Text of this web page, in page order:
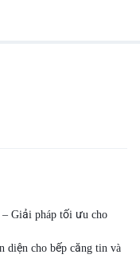
Giải pháp tối ưu cho
diện cho bếp căng tin và